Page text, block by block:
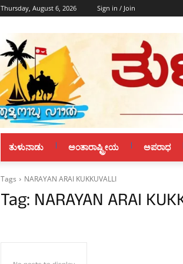
Thursday, August 6, 2026 Sign in / Join
ತುಳುನಾಡು ಅಂತಾರಾಷ್ಟ್ರೀಯ ಅಪರಾಧ
Tags NARAYAN ARAI KUKKUVALLI
Tag: NARAYAN ARAI